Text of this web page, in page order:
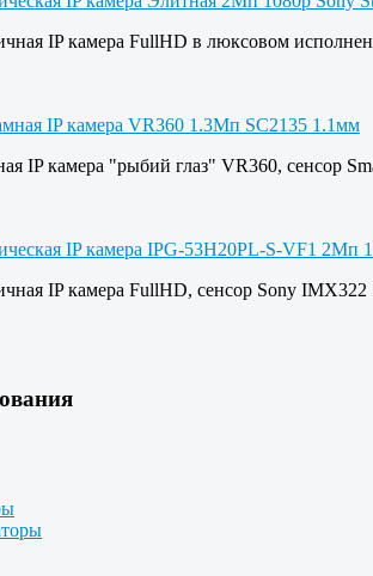
IP камера FullHD в люксовом
IP камера "рыбий глаз" VR360, сенсор
IP камера FullHD, сенсор Sony